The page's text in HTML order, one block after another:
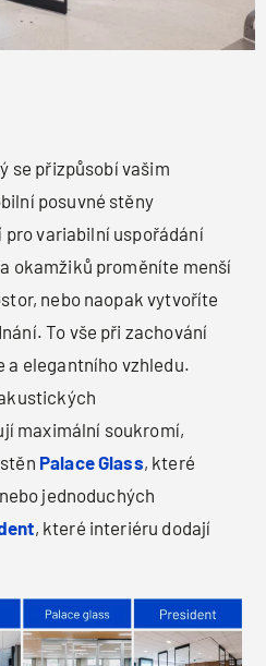
se přizpůsobí vašim
posuvné stěny
variabilní uspořádání
okamžiků proměníte menší
nebo naopak vytvoříte
To vše při zachování
a elegantního vzhledu.
maximální soukromí,
Palace Glass, které
jednoduchých
, které interiéru dodají